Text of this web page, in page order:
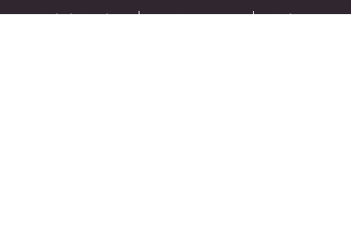
Salgsbetingelser Levering og retur Cookies